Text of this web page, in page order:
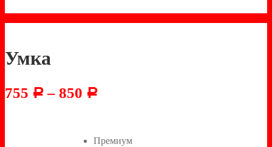
Умка
755 Р – 850 Р
Премиум